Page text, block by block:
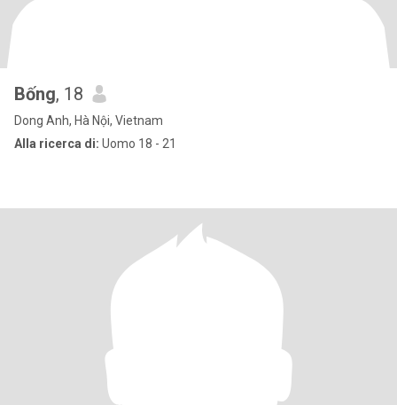
Bống, 18
Dong Anh, Hà Nội, Vietnam
Alla ricerca di: Uomo 18 - 21